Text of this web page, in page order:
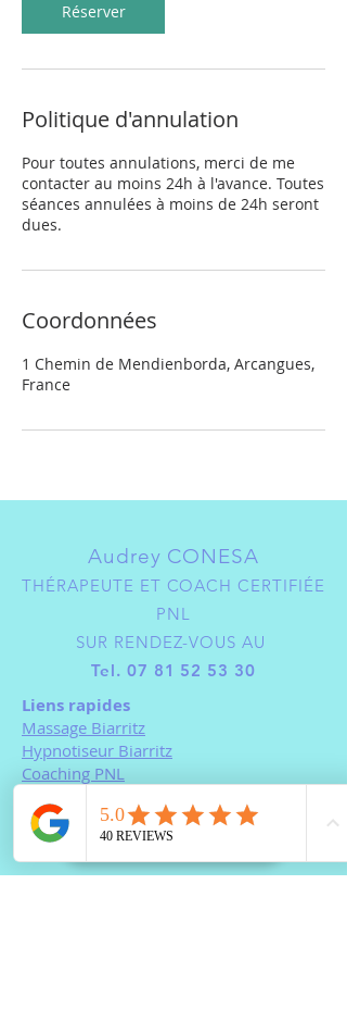
Réserver
Politique d'annulation
Pour toutes annulations, merci de me
contacter au moins 24h à l'avance. Toutes
séances annulées à moins de 24h seront
dues.
Coordonnées
1 Chemin de Mendienborda, Arcangues,
France
Audrey CONESA
THÉRAPEUTE ET COACH CERTIFIÉE
PNL
SUR RENDEZ-VOUS AU
Tel. 07 81 52 53 30
Liens rapides
Massage Biarritz
Hypnotiseur Biarritz
Coaching PNL
PRENDRE RDV